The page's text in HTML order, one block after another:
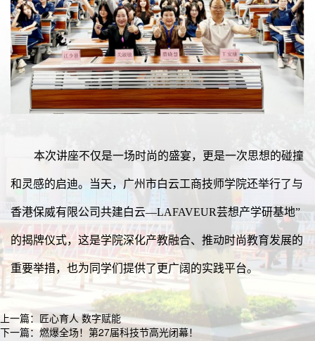
本次讲座不仅是一场时尚的盛宴，更是一次思想的碰撞
和灵感的启迪。当天，广州市白云工商技师学院还举行了与
香港保威有限公司共建白云—LAFAVEUR芸想产学研基地”
的揭牌仪式，这是学院深化产教融合、推动时尚教育发展的
重要举措，也为同学们提供了更广阔的实践平台。
上一篇： 匠心育人 数字赋能
下一篇： 燃爆全场！第27届科技节高光闭幕！